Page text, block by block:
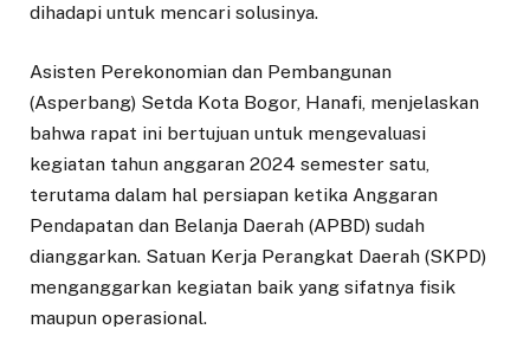
dihadapi untuk mencari solusinya.
Asisten Perekonomian dan Pembangunan
(Asperbang) Setda Kota Bogor, Hanafi, menjelaskan
bahwa rapat ini bertujuan untuk mengevaluasi
kegiatan tahun anggaran 2024 semester satu,
terutama dalam hal persiapan ketika Anggaran
Pendapatan dan Belanja Daerah (APBD) sudah
dianggarkan. Satuan Kerja Perangkat Daerah (SKPD)
menganggarkan kegiatan baik yang sifatnya fisik
maupun operasional.